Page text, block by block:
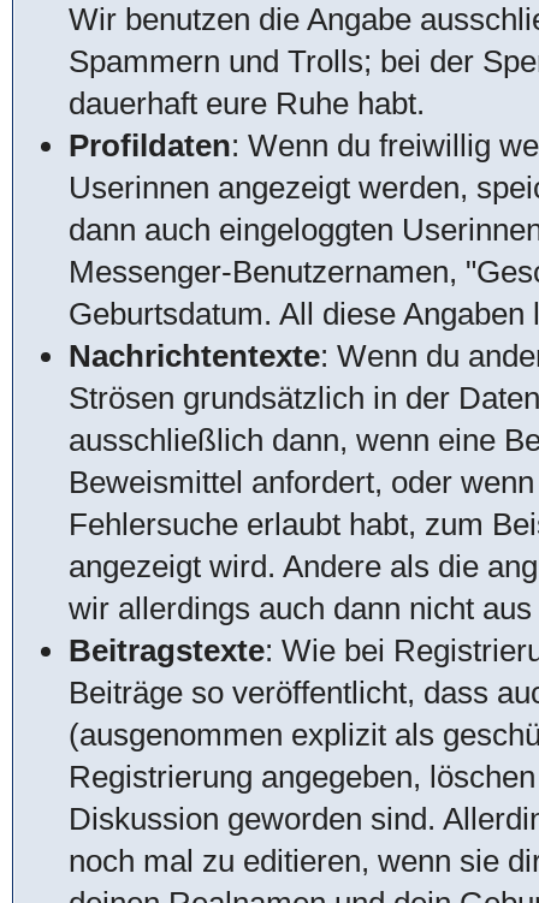
Wir benutzen die Angabe
Spammern und Trolls; bei der
dauerhaft eure Ruhe habt.
Profildaten: Wenn du freiwillig
Userinnen angezeigt werden,
dann auch eingeloggten
Messenger-Benutzernamen,
Geburtsdatum. All diese
Nachrichtentexte: Wenn du
Strösen grundsätzlich in der
ausschließlich dann, wenn eine
Beweismittel anfordert, oder
Fehlersuche erlaubt habt, zum
angezeigt wird. Andere als die
wir allerdings auch dann nicht
Beitragstexte: Wie bei
Beiträge so veröffentlicht, dass
(ausgenommen explizit als
Registrierung angegeben,
Diskussion geworden sind.
noch mal zu editieren, wenn sie